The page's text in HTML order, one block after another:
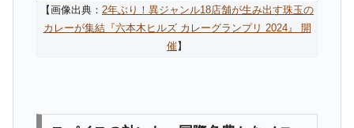
【画像出典： 2年ぶり！異ジャンル18店舗が生み出す珠玉の
カレーが集結『六本木ヒルズ カレーグランプリ 2024』 開
催】